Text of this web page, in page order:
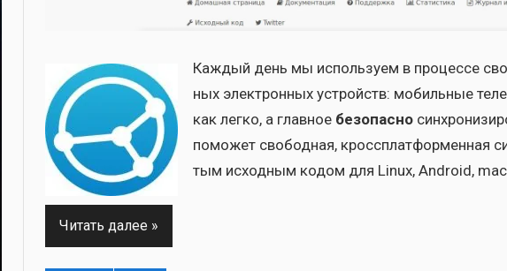
Каж­дый день мы исполь­зу­ем в про­цес­се
ных элек­трон­ных устройств: мобиль­ные
как лег­ко, а глав­ное без­опас­но
помо­жет сво­бод­ная, крос­сплат­фор­мен­ная
тым исход­ным кодом для Linux, Android,
Читать далее